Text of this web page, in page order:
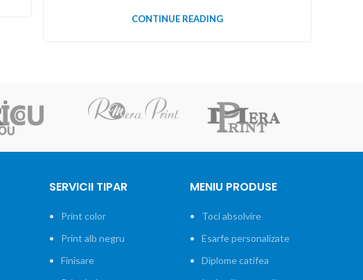
CONTINUE READING
SERVICII TIPAR
Print color
Print alb negru
Finisare
MENIU PRODUSE
Toci absolvire
Esarfe personalizate
Diplome catifea